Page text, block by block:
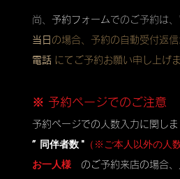
尚、 予約フォームでのご予約は
当日 の場合、予約の自動受付返
電話 にてご予約お願い申し上げま
※ 予約ページでのご注意
予約ページでの人数入力に関し
” 同伴者数 " （※ご本人以外の人数
お一人様 のご予約来店の場合